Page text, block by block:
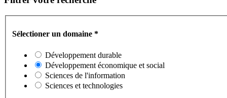
Sélectioner un domaine *
Développement durable
Développement économique et social
Sciences de l'information
Sciences et technologies